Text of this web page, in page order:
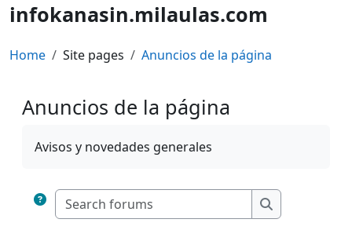
infokanasin.milaulas.com
Home Site pages Anuncios de la página
Anuncios de la página
Avisos y novedades generales
Search forums
Search